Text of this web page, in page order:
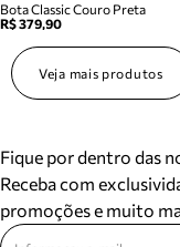
Bota Classic Couro Preta
R$ 379,90
Veja mais produtos
Fique por dentro das
Receba com
promoções e muito